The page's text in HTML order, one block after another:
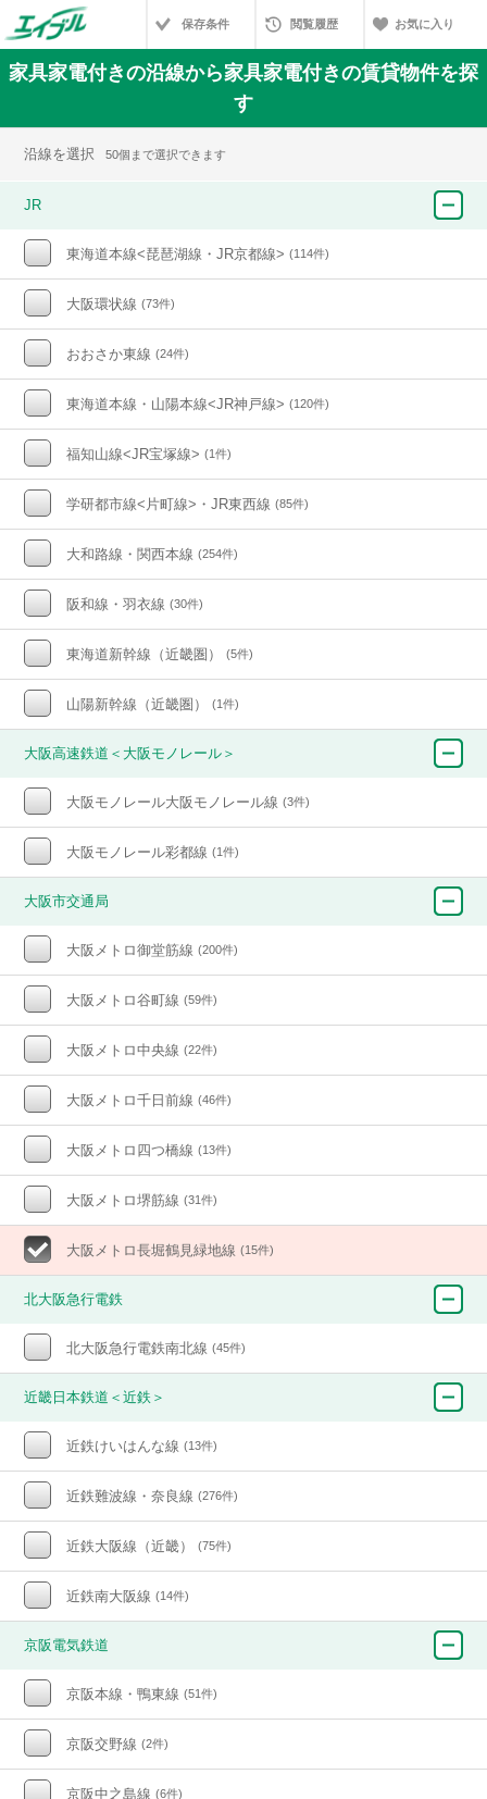
保存条件 閲覧履歴 お気に入り
家具家電付きの沿線から家具家電付きの賃貸物件を探
す
沿線を選択 50個まで選択できます
JR
東海道本線<琵琶湖線・JR京都線> (114件)
大阪環状線 (73件)
おおさか東線 (24件)
東海道本線・山陽本線<JR神戸線> (120件)
福知山線<JR宝塚線> (1件)
学研都市線<片町線>・JR東西線 (85件)
大和路線・関西本線 (254件)
阪和線・羽衣線 (30件)
東海道新幹線（近畿圏） (5件)
山陽新幹線（近畿圏） (1件)
大阪高速鉄道＜大阪モノレール＞
大阪モノレール大阪モノレール線 (3件)
大阪モノレール彩都線 (1件)
大阪市交通局
大阪メトロ御堂筋線 (200件)
大阪メトロ谷町線 (59件)
大阪メトロ中央線 (22件)
大阪メトロ千日前線 (46件)
大阪メトロ四つ橋線 (13件)
大阪メトロ堺筋線 (31件)
大阪メトロ長堀鶴見緑地線 (15件)
北大阪急行電鉄
北大阪急行電鉄南北線 (45件)
近畿日本鉄道＜近鉄＞
近鉄けいはんな線 (13件)
近鉄難波線・奈良線 (276件)
近鉄大阪線（近畿） (75件)
近鉄南大阪線 (14件)
京阪電気鉄道
京阪本線・鴨東線 (51件)
京阪交野線 (2件)
京阪中之島線 (6件)